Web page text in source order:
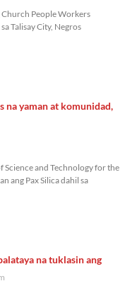
People Workers
Talisay City, Negros
na yaman at komunidad,
Science and Technology for the
ang Pax Silica dahil sa
na tuklasin ang